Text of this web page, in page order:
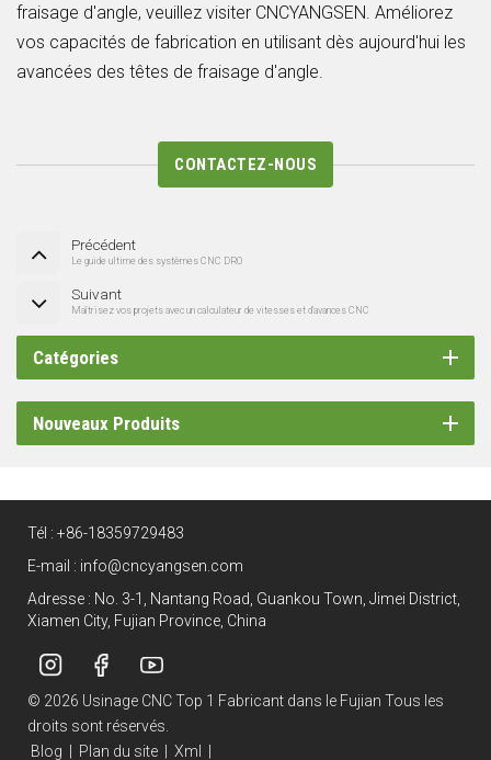
fraisage d'angle, veuillez visiter CNCYANGSEN. Améliorez
vos capacités de fabrication en utilisant dès aujourd'hui les
avancées des têtes de fraisage d'angle.
CONTACTEZ-NOUS
Précédent
Le guide ultime des systèmes CNC DRO
Suivant
Maîtrisez vos projets avec un calculateur de vitesses et d'avances CNC
Catégories
Nouveaux Produits
Tél : +86-18359729483
E-mail : info@cncyangsen.com
Adresse : No. 3-1, Nantang Road, Guankou Town, Jimei District,
Xiamen City, Fujian Province, China
© 2026 Usinage CNC Top 1 Fabricant dans le Fujian Tous les
droits sont réservés.
Blog
Plan du site Xml